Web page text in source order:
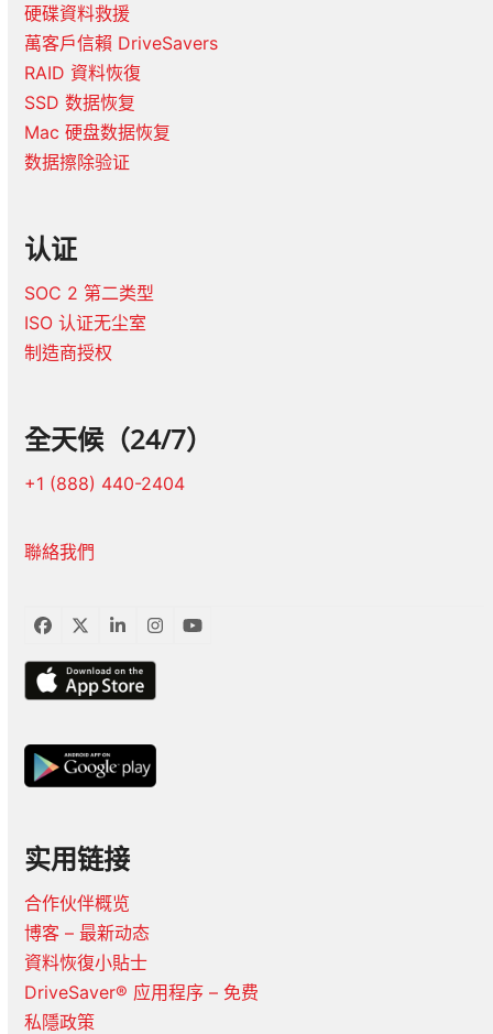
硬碟資料救援
萬客戶信賴 DriveSavers
RAID 資料恢復
SSD 数据恢复
Mac 硬盘数据恢复
数据擦除验证
认证
SOC 2 第二类型
ISO 认证无尘室
制造商授权
全天候（24/7）
+1 (888) 440-2404
聯絡我們
臉
推
LinkedInInstagram
YouTube
实用链接
合作伙伴概览
博客 – 最新动态
資料恢復小貼士
DriveSaver® 应用程序 – 免费
私隱政策